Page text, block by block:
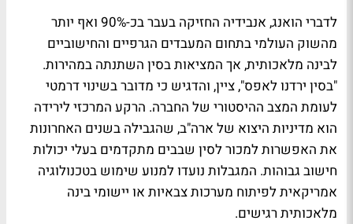
לדברי הואנג, אנבידיה החזיקה בעבר בכ-90% ואף יותר
מהשוק העולמי בתחום המעבדים הגרפיים והחישוביים
לבינה מלאכותית, אך המציאות בסין השתנתה במהירות.
"בסין ירדנו לאפס", ציין, והדגיש כי מדובר בשינוי דרמטי
לעומת המצב ההיסטורי של החברה. הרקע המרכזי לירידה
הוא מדיניות היצוא של ארה"ב, שהגבילה בשנים האחרונות
את האפשרות למכור לסין שבבים מתקדמים בעלי יכולות
חישוב גבוהות. המגבלות נועדו למנוע שימוש בטכנולוגיה
אמריקאית לפיתוח מערכות צבאיות או יישומי בינה
מלאכותית רגישים.